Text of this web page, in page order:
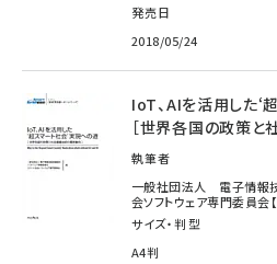
発売日
2018/05/24
IoT、AIを活用した‘
［世界各国の政策と
執筆者
一般社団法人 電子情報
会ソフトウェア専門委員会【
サイズ・判型
A4判